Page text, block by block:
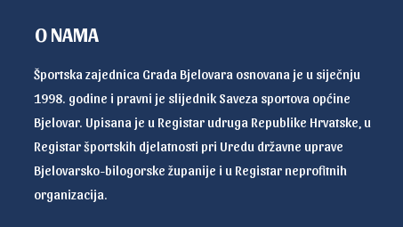
O NAMA
Športska zajednica Grada Bjelovara osnovana je u siječnju
1998. godine i pravni je slijednik Saveza sportova općine
Bjelovar. Upisana je u Registar udruga Republike Hrvatske, u
Registar športskih djelatnosti pri Uredu državne uprave
Bjelovarsko-bilogorske županije i u Registar neprofitnih
organizacija.